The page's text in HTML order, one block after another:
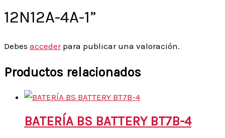
12N12A-4A-1”
Debes accederpara publicar una valoración.
Productos relacionados
BATERÍA BS BATTERY BT7B-4